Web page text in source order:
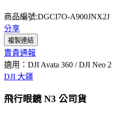
商品編號:DGCI7O-A900JNX2J
分享
複製連結
賣貴通報
適用：DJI Avata 360 / DJI Neo 2
DJI 大疆
飛行眼鏡 N3 公司貨